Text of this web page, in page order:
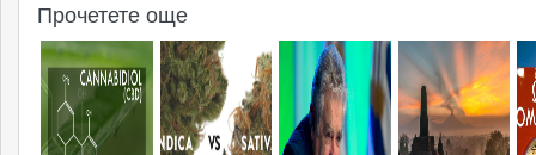
Прочетете още